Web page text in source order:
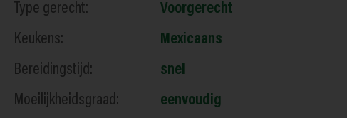
Type gerecht:
Voorgerecht
Keukens:
Mexicaans
Bereidingstijd:
snel
Moeilijkheidsgraad:
eenvoudig